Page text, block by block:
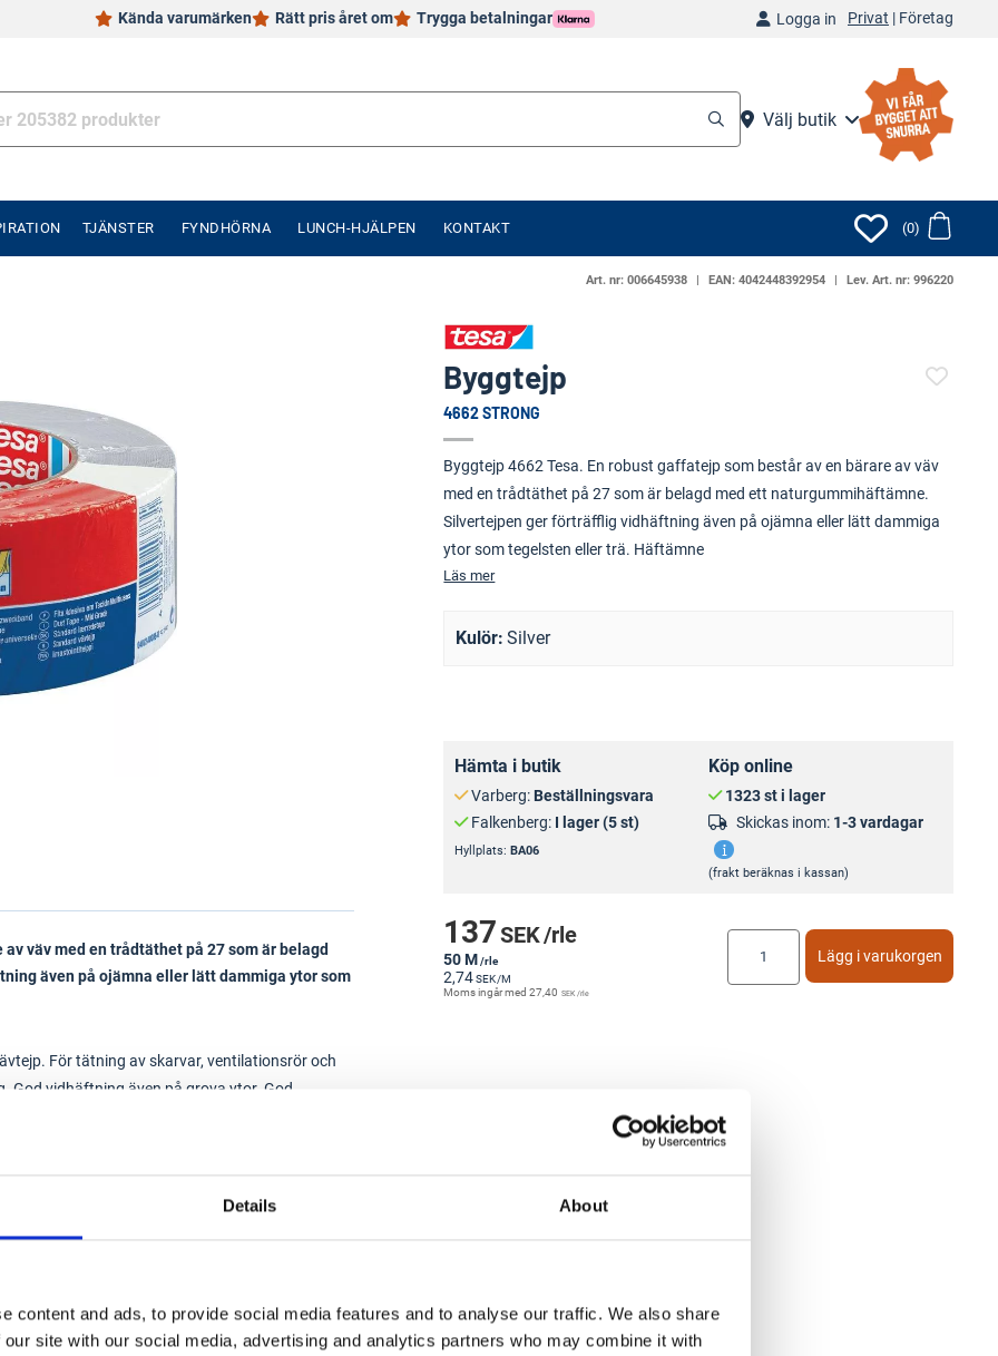
Details About
content and ads, to provide social media features and to analyse our traffic. We also share
site with our social media, advertising and analytics partners who may combine it with
Kända varumärken Rätt pris året om Trygga betalningar Logga in Privat | Företag
Välj butik
TJÄNSTER FYNDHÖRNA LUNCH-HJÄLPEN KONTAKT (0)
Art. nr: 006645938 EAN: 4042448392954 Lev. Art. nr: 996220
Byggtejp
4662 STRONG
Byggtejp 4662 Tesa. En robust gaffatejp som består av en bärare av väv
med en trådtäthet på 27 som är belagd med ett naturgummihäftämne.
Silvertejpen ger förträfflig vidhäftning även på ojämna eller lätt dammiga
ytor som tegelsten eller trä. Häftämne
Läs mer
Kulör Silver
Hämta i butik
Varberg: Beställningsvara
Falkenberg: I lager (5 st)
Hyllplats: BA06
Köp online
1323 st i lager
Skickas inom: 1-3 vardagar
(frakt beräknas i kassan)
137SEK/rle
50 M/rle
2,74SEK/M
Moms ingår med27,40 SEK /rle
Lägg i varukorgen
väv med en trådtäthet på 27 som är belagd
även på ojämna eller lätt dammiga ytor som
För tätning av skarvar, ventilationsrör och
God vidhäftning även på grova ytor. God